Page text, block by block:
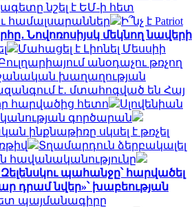
նշել է ԵՄ-ի հետ
համալսարաններ
Ի՞նչ է Patriot
Նովոռոսիյսկ մեկնող նավերի
Մահացել է Լիոնել Մեսսիի
անօդաչու թռչող
խաղաղության
է․ մտահոգված են Հայ
հարվածից հետո
Սլովենիան
գործարան
ինքնաթիռը սկսել է թռչել
Տղամարդուն ձերբակալել
հավանականությունը
պահանջը՝ հարվածել
դրամ նվեր»՝ խաբեության
պայմանագիրը